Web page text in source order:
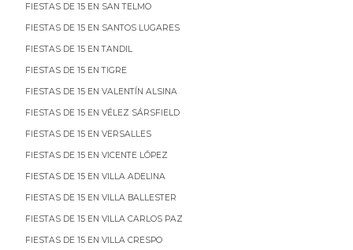
FIESTAS DE 15 EN SAN TELMO
FIESTAS DE 15 EN SANTOS LUGARES
FIESTAS DE 15 EN TANDIL
FIESTAS DE 15 EN TIGRE
FIESTAS DE 15 EN VALENTÍN ALSINA
FIESTAS DE 15 EN VÉLEZ SÁRSFIELD
FIESTAS DE 15 EN VERSALLES
FIESTAS DE 15 EN VICENTE LÓPEZ
FIESTAS DE 15 EN VILLA ADELINA
FIESTAS DE 15 EN VILLA BALLESTER
FIESTAS DE 15 EN VILLA CARLOS PAZ
FIESTAS DE 15 EN VILLA CRESPO